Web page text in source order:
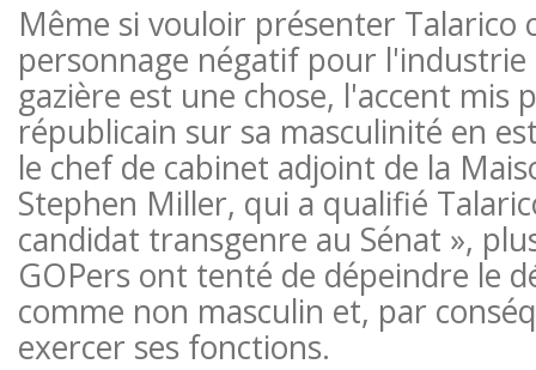
Même si vouloir présenter Talarico
personnage négatif pour
gazière est une chose, l'accent mis
républicain sur sa masculinité en
le chef de cabinet adjoint de la
Stephen Miller, qui a qualifié
candidat transgenre au Sénat »,
GOPers ont tenté de dépeindre le
comme non masculin et, par
exercer ses fonctions.